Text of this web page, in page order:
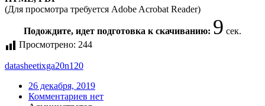
(Для просмотра требуется Adobe Acrobat Reader)
Подождите, идет подготовка к скачиванию: 9 сек.
Просмотрено: 244
datasheetixga20n120
26 декабря, 2019
Комментариев нет